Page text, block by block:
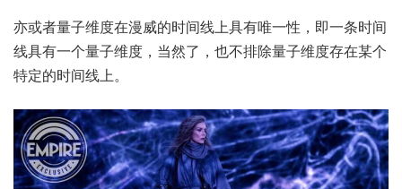
亦或者量子维度在漫威的时间线上具有唯一性，即一条时间
线具有一个量子维度，当然了，也不排除量子维度存在某个
特定的时间线上。